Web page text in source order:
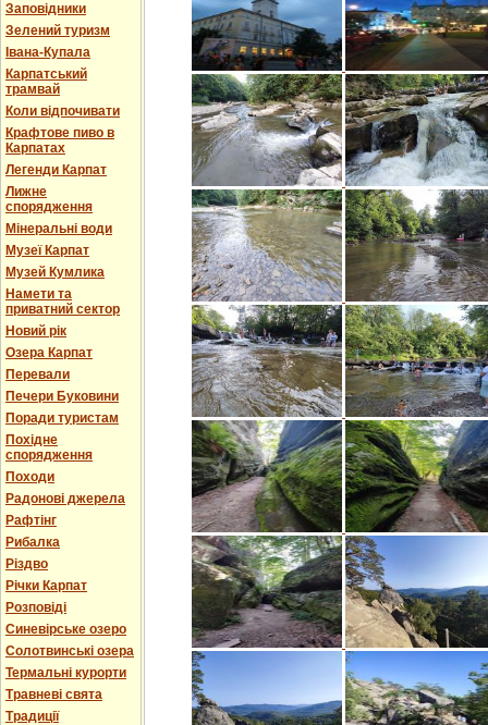
Заповідники
Зелений туризм
Івана-Купала
Карпатський
трамвай
Коли відпочивати
Крафтове пиво в
Карпатах
Легенди Карпат
Лижне
спорядження
Мінеральні води
Музеї Карпат
Музей Кумлика
Намети та
приватний сектор
Новий рік
Озера Карпат
Перевали
Печери Буковини
Поради туристам
Похідне
спорядження
Походи
Радонові джерела
Рафтінг
Рибалка
Різдво
Річки Карпат
Розповіді
Синевірське озеро
Солотвинські озера
Термальні курорти
Травневі свята
Традиції